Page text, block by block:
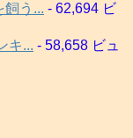
飼う... - 62,694 ビ
キ... - 58,658 ビュ